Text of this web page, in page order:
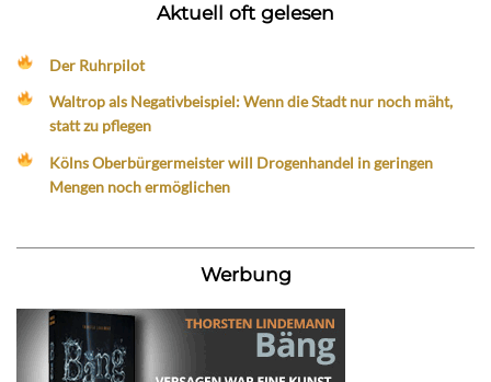
Aktuell oft gelesen
Der Ruhrpilot
Waltrop als Negativbeispiel: Wenn die Stadt nur noch mäht,
statt zu pflegen
Kölns Oberbürgermeister will Drogenhandel in geringen
Mengen noch ermöglichen
Werbung